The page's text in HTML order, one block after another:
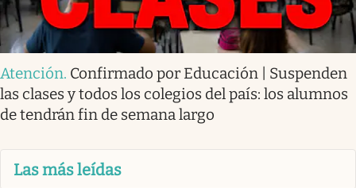
Atención. Confirmado por Educación | Suspenden
las clases y todos los colegios del país: los alumnos
de tendrán fin de semana largo
Las más leídas